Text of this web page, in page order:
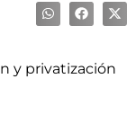
y privatización